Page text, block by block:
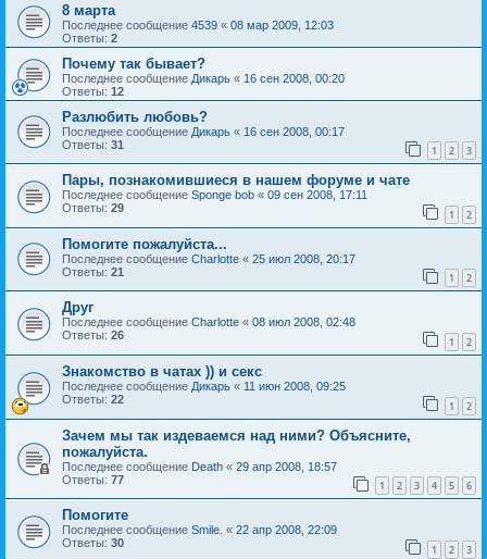
8 марта
Последнее сообщение 4539 « 08 мар 2009, 12:03
Ответы: 2
Почему так бывает?
Последнее сообщение Дикарь « 16 сен 2008, 00:20
Ответы: 12
Разлюбить любовь?
Последнее сообщение Дикарь « 16 сен 2008, 00:17
Ответы: 31 1 2 3
Пары, познакомившиеся в нашем форуме и чате
Последнее сообщение Sponge bob « 09 сен 2008, 17:11
Ответы: 29 1 2
Помогите пожалуйста...
Последнее сообщение Charlotte « 25 июл 2008, 20:17
Ответы: 21 1 2
Друг
Последнее сообщение Charlotte « 08 июл 2008, 02:48
Ответы: 26 1 2
Знакомство в чатах )) и секс
Последнее сообщение Дикарь « 11 июн 2008, 09:25
Ответы: 22 1 2
Зачем мы так издеваемся над ними? Объясните,
пожалуйста.
Последнее сообщение Death « 29 апр 2008, 18:57
Ответы: 77 1 2 3 4 5 6
Помогите
Последнее сообщение Smile. « 22 апр 2008, 22:09
Ответы: 30 1 2 3